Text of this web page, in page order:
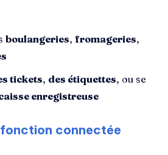
boulangeries, fromageries,
tickets, des étiquettes, ou se
enregistreuse
connectée